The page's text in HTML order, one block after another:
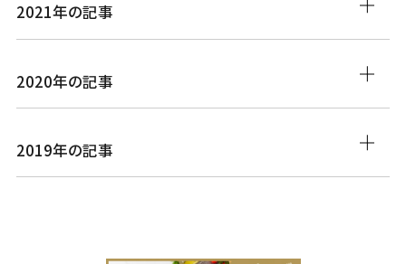
2021年の記事
2020年の記事
2019年の記事